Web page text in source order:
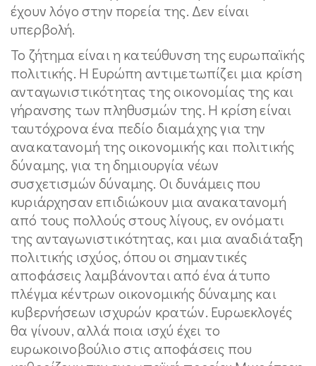
έχουν λόγο στην πορεία της. Δεν είναι
υπερβολή.
To ζήτημα είναι η κατεύθυνση της ευρωπαϊκής
πολιτικής. Η Ευρώπη αντιμετωπίζει μια κρίση
ανταγωνιστικότητας της οικονομίας της και
γήρανσης των πληθυσμών της. Η κρίση είναι
ταυτόχρονα ένα πεδίο διαμάχης για την
ανακατανομή της οικονομικής και πολιτικής
δύναμης, για τη δημιουργία νέων
συσχετισμών δύναμης. Οι δυνάμεις που
κυριάρχησαν επιδιώκουν μια ανακατανομή
από τους πολλούς στους λίγους, εν ονόματι
της ανταγωνιστικότητας, και μια αναδιάταξη
πολιτικής ισχύος, όπου οι σημαντικές
αποφάσεις λαμβάνονται από ένα άτυπο
πλέγμα κέντρων οικονομικής δύναμης και
κυβερνήσεων ισχυρών κρατών. Ευρωεκλογές
θα γίνουν, αλλά ποια ισχύ έχει το
ευρωκοινοβούλιο στις αποφάσεις που